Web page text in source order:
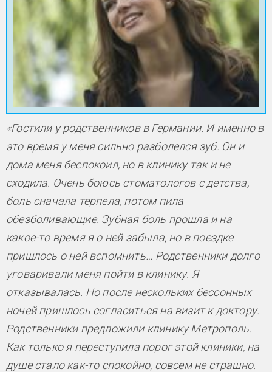
«Гостили у родственников в Германии. И именно в
это время у меня сильно разболелся зуб. Он и
дома меня беспокоил, но в клинику так и не
сходила. Очень боюсь стоматологов с детства,
боль сначала терпела, потом пила
обезболивающие. Зубная боль прошла и на
какое-то время я о ней забыла, но в поездке
пришлось о ней вспомнить… Родственники долго
уговаривали меня пойти в клинику. Я
отказывалась. Но после нескольких бессонных
ночей пришлось согласиться на визит к доктору.
Родственники предложили клинику Метрополь.
Как только я переступила порог этой клиники, на
душе стало как-то спокойно, совсем не страшно.